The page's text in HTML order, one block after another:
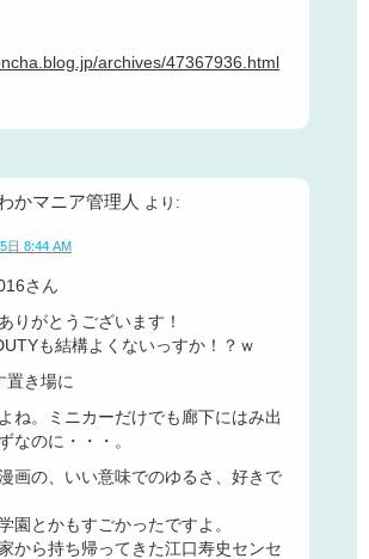
archives/47367936.html
かマニア管理人 より:
日 8:44 AM
さん
りがとうございます！
も結構よくないっすか！？ｗ
置き場に
ね。ミニカーだけでも廊下にはみ出
なのに・・・。
画の、いい意味でのゆるさ、好きで
園とかもすごかったですよ。
から持ち帰ってきた江口寿史センセ